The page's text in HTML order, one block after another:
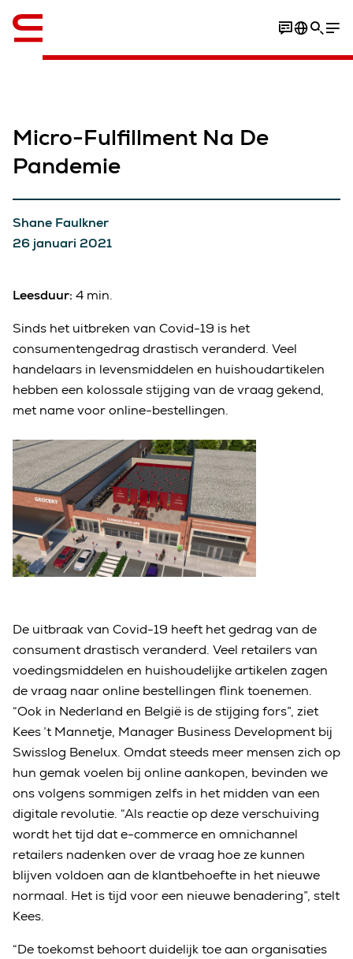
Micro-Fulfillment Na De
Pandemie
Shane Faulkner
26 januari 2021
Leesduur: 4 min.
Sinds het uitbreken van Covid-19 is het
consumentengedrag drastisch veranderd. Veel
handelaars in levensmiddelen en huishoudartikelen
hebben een kolossale stijging van de vraag gekend,
met name voor online-bestellingen.
De uitbraak van Covid-19 heeft het gedrag van de
consument drastisch veranderd. Veel retailers van
voedingsmiddelen en huishoudelijke artikelen zagen
de vraag naar online bestellingen flink toenemen.
“Ook in Nederland en België is de stijging fors”, ziet
Kees ’t Mannetje, Manager Business Development bij
Swisslog Benelux. Omdat steeds meer mensen zich op
hun gemak voelen bij online aankopen, bevinden we
ons volgens sommigen zelfs in het midden van een
digitale revolutie. “Als reactie op deze verschuiving
wordt het tijd dat e-commerce en omnichannel
retailers nadenken over de vraag hoe ze kunnen
blijven voldoen aan de klantbehoefte in het nieuwe
normaal. Het is tijd voor een nieuwe benadering”, stelt
Kees.
“De toekomst behoort duidelijk toe aan organisaties